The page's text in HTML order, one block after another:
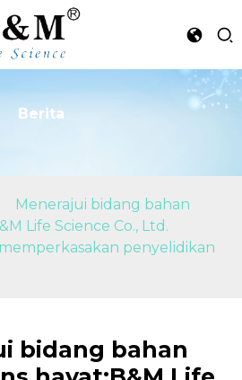
Berita
Menerajui bidang bahan
Life Science Co., Ltd.
penyelidikan
bidang bahan